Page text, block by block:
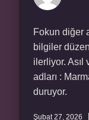
Fokun diğer
bilgiler
ilerliyor. Asıl
adları :
duruyor.
Şubat 27, 2026